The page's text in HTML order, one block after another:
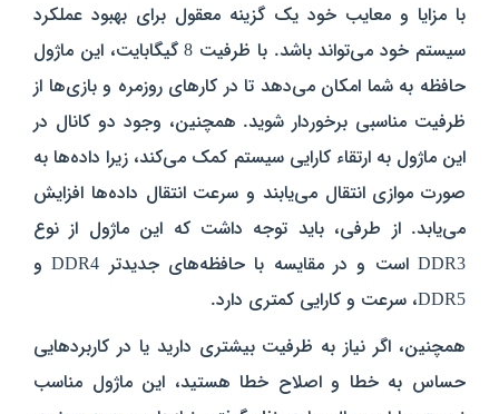
با مزایا و معایب خود یک گزینه معقول برای بهبود عملکرد
سیستم خود می‌تواند باشد. با ظرفیت 8 گیگابایت، این ماژول
حافظه به شما امکان می‌دهد تا در کارهای روزمره و بازی‌ها از
ظرفیت مناسبی برخوردار شوید. همچنین، وجود دو کانال در
این ماژول به ارتقاء کارایی سیستم کمک می‌کند، زیرا داده‌ها به
صورت موازی انتقال می‌یابند و سرعت انتقال داده‌ها افزایش
می‌یابد. از طرفی، باید توجه داشت که این ماژول از نوع
DDR3 است و در مقایسه با حافظه‌های جدیدتر DDR4 و
DDR5، سرعت و کارایی کمتری دارد.
همچنین، اگر نیاز به ظرفیت بیشتری دارید یا در کاربردهایی
حساس به خطا و اصلاح خطا هستید، این ماژول مناسب